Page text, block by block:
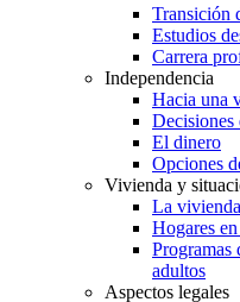
Transición
Estudios
Carrera
Independencia
Hacia una
Decisiones
El dinero
Opciones
Vivienda y
La vivienda
Hogares
Programas
adultos
Aspectos legales